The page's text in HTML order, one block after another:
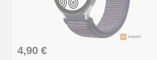
Outil Changement
49,92 €
Outil Bracelet Montre
4,90 €